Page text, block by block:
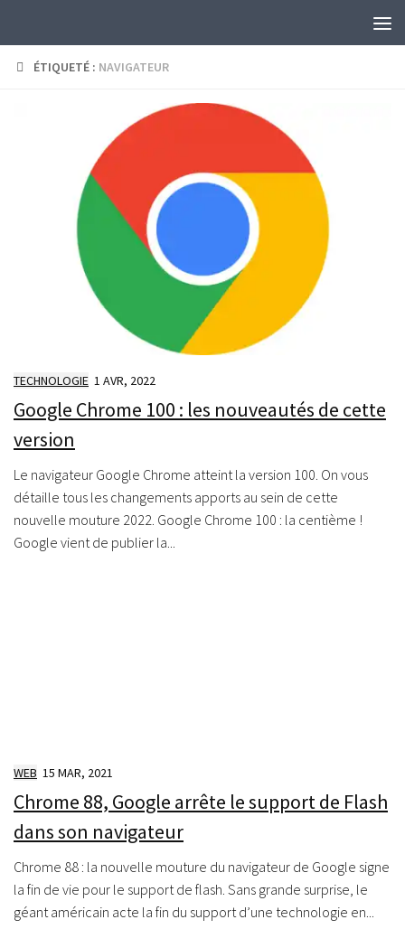
ÉTIQUETÉ : NAVIGATEUR
TECHNOLOGIE 1 AVR, 2022
Google Chrome 100 : les nouveautés de cette
version
Le navigateur Google Chrome atteint la version 100. On vous
détaille tous les changements apports au sein de cette
nouvelle mouture 2022. Google Chrome 100 : la centième !
Google vient de publier la...
WEB 15 MAR, 2021
Chrome 88, Google arrête le support de Flash
dans son navigateur
Chrome 88 : la nouvelle mouture du navigateur de Google signe
la fin de vie pour le support de flash. Sans grande surprise, le
géant américain acte la fin du support d’une technologie en...